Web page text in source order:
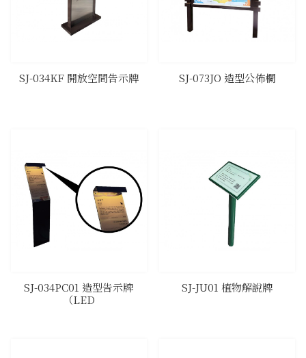
SJ-034KF 開放空間告示牌 SJ-073JO 造型公佈欄
SJ-034PC01 造型告示牌
（LED
SJ-JU01 植物解說牌